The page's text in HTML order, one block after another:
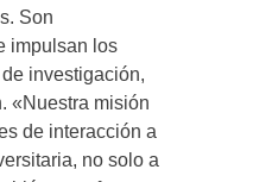
Son
impulsan los
investigación,
«Nuestra misión
de interacción a
no solo a